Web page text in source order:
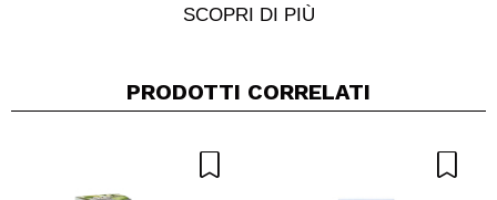
Condividi un video o una foto
SCOPRI DI PIÙ
PRODOTTI CORRELATI